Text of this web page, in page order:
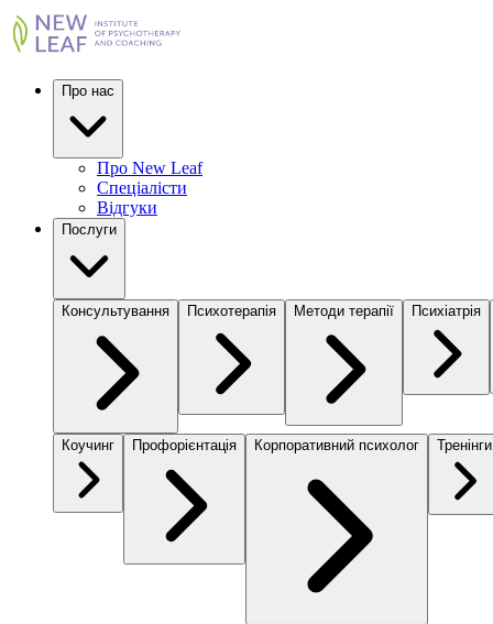
Про нас
Про New Leaf
Спеціалісти
Відгуки
Послуги
Консультування Психотерапія Методи терапії Психіатрія
Коучинг Профорієнтація Корпоративний психолог Тренінги